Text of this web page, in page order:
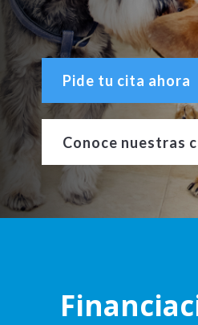
Pide tu cita ahora
Conoce nuestras